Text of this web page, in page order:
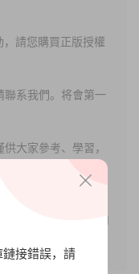
請您購買正版授權
聯系我們。将會第一
大家參考、學習，
版權歸原著所有，
爲，請于24小時之内
接錯誤，請